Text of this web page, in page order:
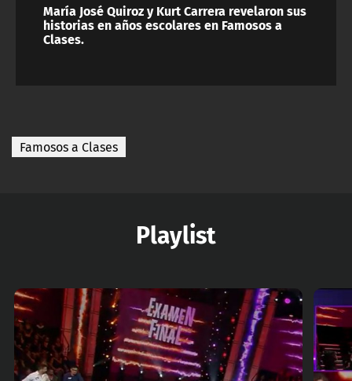
María José Quiroz y Kurt Carrera revelaron sus
historias en años escolares en Famosos a
Clases.
Famosos a Clases
Playlist